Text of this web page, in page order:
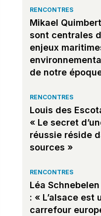
RENCONTRES
Mikael
sont centrales
enjeux
de notre
RENCONTRES
Louis des
« Le secret
réussie réside
sources »
RENCONTRES
Léa
: « L’alsace est
carrefour